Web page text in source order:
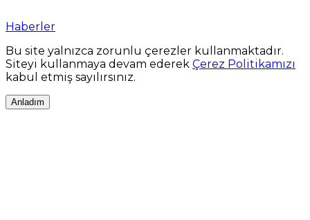
Haberler
Bu site yalnızca zorunlu çerezler kullanmaktadır.
Siteyi kullanmaya devam ederek Çerez Politikamızı
kabul etmiş sayılırsınız.
Anladım